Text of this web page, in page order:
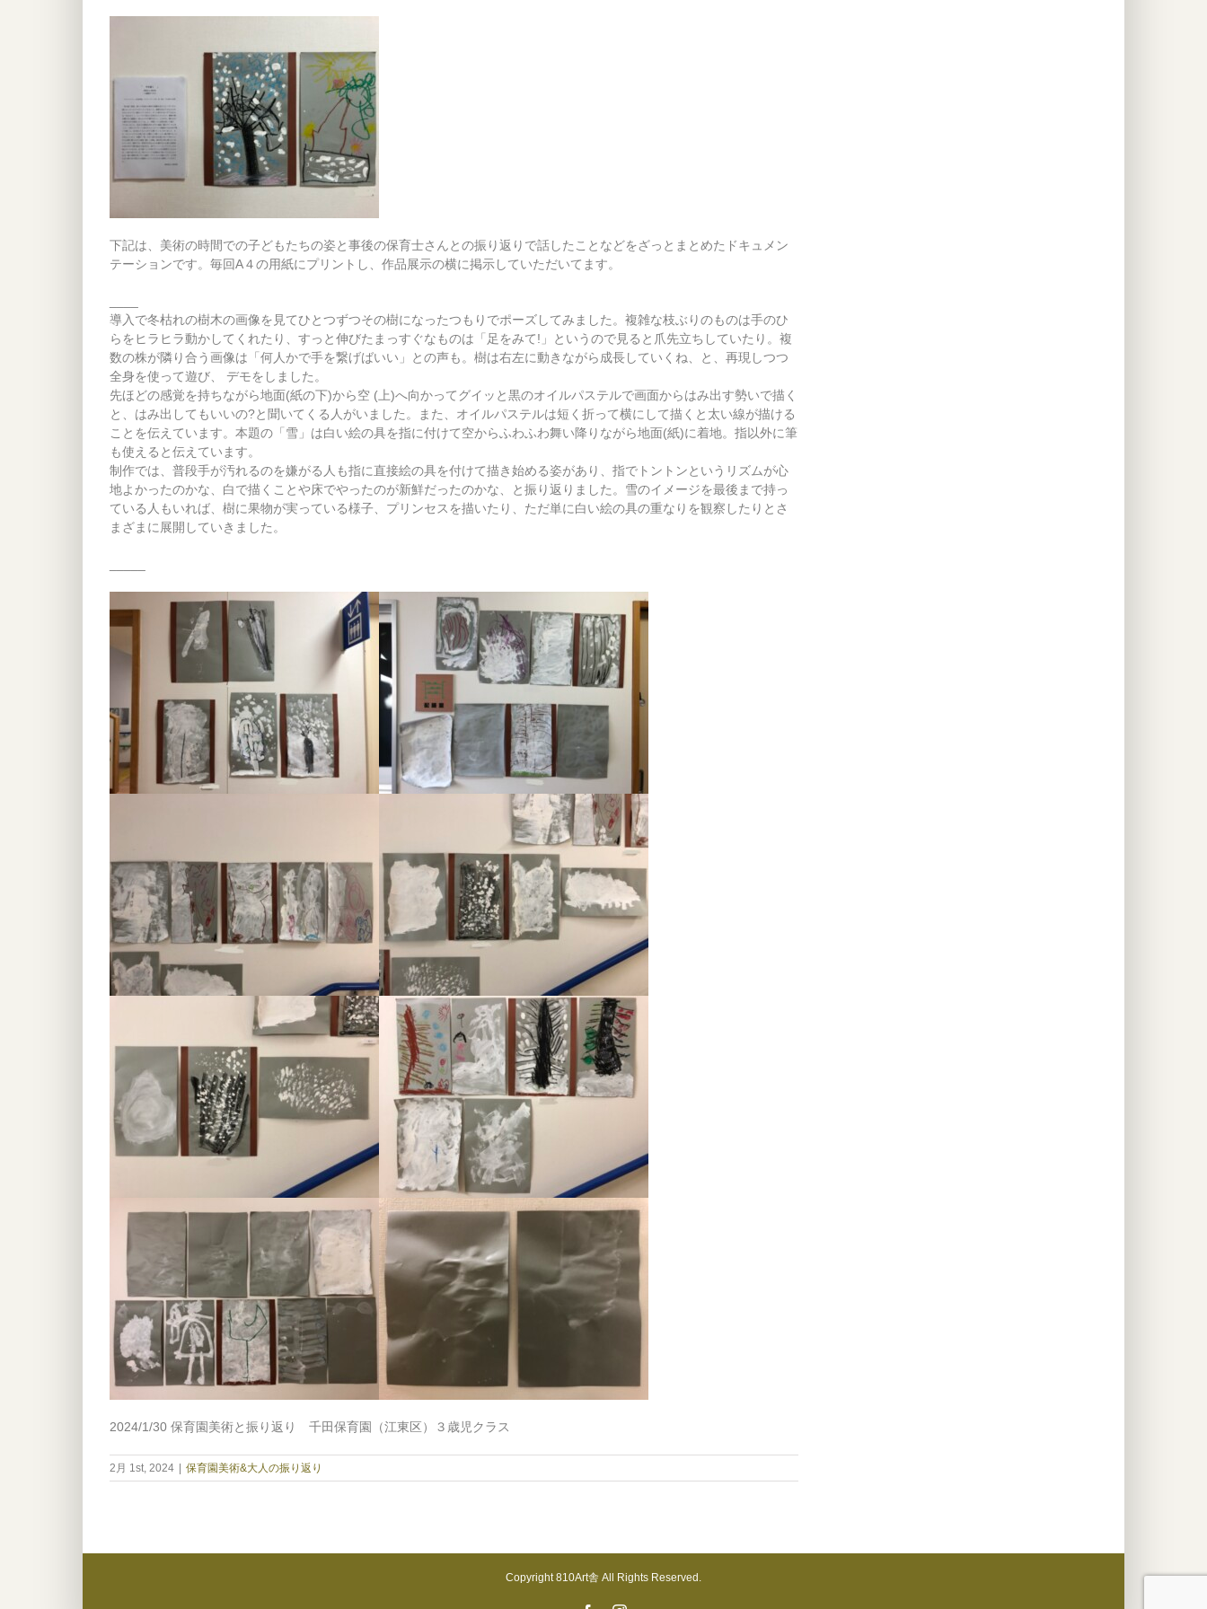
下記は、美術の時間での子どもたちの姿と事後の保育士さんとの振り返りで話したことなどをざっとまとめたドキュメン
テーションです。毎回A４の用紙にプリントし、作品展示の横に掲示していただいてます。
導入で冬枯れの樹木の画像を見てひとつずつその樹になったつもりでポーズしてみました。複雑な枝ぶりのものは手のひ
らをヒラヒラ動かしてくれたり、すっと伸びたまっすぐなものは「足をみて!」というので見ると爪先立ちしていたり。複
数の株が隣り合う画像は「何人かで手を繋げばいい」との声も。樹は右左に動きながら成長していくね、と、再現しつつ
全身を使って遊び、 デモをしました。
先ほどの感覚を持ちながら地面(紙の下)から空 (上)へ向かってグイッと黒のオイルパステルで画面からはみ出す勢いで描く
と、はみ出してもいいの?と聞いてくる人がいました。また、オイルパステルは短く折って横にして描くと太い線が描ける
ことを伝えています。本題の「雪」は白い絵の具を指に付けて空からふわふわ舞い降りながら地面(紙)に着地。指以外に筆
も使えると伝えています。
制作では、普段手が汚れるのを嫌がる人も指に直接絵の具を付けて描き始める姿があり、指でトントンというリズムが心
地よかったのかな、白で描くことや床でやったのが新鮮だったのかな、と振り返りました。雪のイメージを最後まで持っ
ている人もいれば、樹に果物が実っている様子、プリンセスを描いたり、ただ単に白い絵の具の重なりを観察したりとさ
まざまに展開していきました。
2024/1/30 保育園美術と振り返り 千田保育園（江東区）３歳児クラス
2月 1st, 2024 保育園美術&大人の振り返り
Copyright 810Art舎 All Rights Reserved.